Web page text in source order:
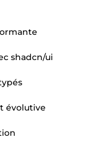
shadcn/ui
évolutive